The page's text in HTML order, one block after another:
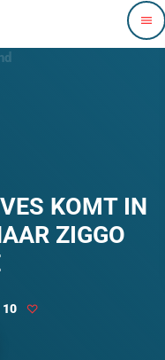
menu
KOMT IN
ZIGGO
10